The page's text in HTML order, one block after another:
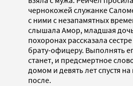
чернокожей служанке
с ними с незапамятных
слышала Амор, младшая
похоронах рассказала
брату-офицеру. Выполнять
станет, и предсмертное
домом и девять лет спустя
после.